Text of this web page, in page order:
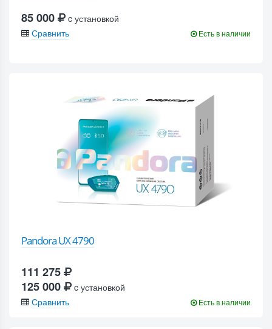
85 000
c установкой
Сравнить
Есть в наличии
Pandora UX 4790
111 275
125 000
c установкой
Сравнить
Есть в наличии